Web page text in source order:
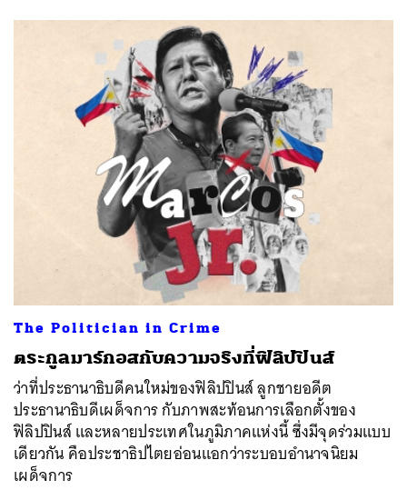
The Politician in Crime
ตระกูลมาร์กอสกับความจริงที่ฟิลิปปินส์
ว่าที่ประธานาธิบดีคนใหม่ของฟิลิปปินส์ ลูกชายอดีต
ประธานาธิบดีเผด็จการ กับภาพสะท้อนการเลือกตั้งของ
ฟิลิปปินส์ และหลายประเทศในภูมิภาคแห่งนี้ ซึ่งมีจุดร่วมแบบ
เดียวกัน คือประชาธิปไตยอ่อนแอกว่าระบอบอำนาจนิยม
เผด็จการ
TWEET LINE EMAIL